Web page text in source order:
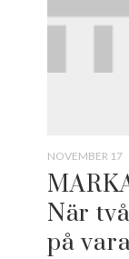
NOVEMBER 17
När
på